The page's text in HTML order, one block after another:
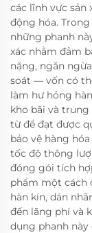
các lĩnh vực sản
động hóa.
những phanh
xác nhằm đảm
nặng, ngăn
soát — vốn có
làm hư hỏng
kho bãi và
từ để đạt được
bảo vệ hàng
tốc độ thông
đóng gói tích
phẩm một cách
hàn kín, dán
đến lãng phí và
dụng phanh